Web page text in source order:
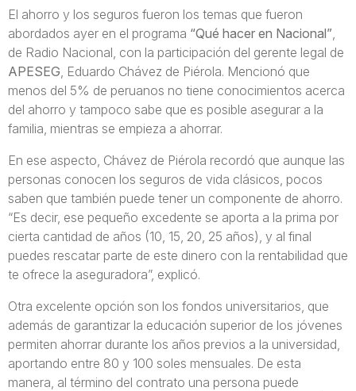
El ahorro y los seguros fueron los temas que fueron
abordados ayer en el programa “Qué hacer en Nacional”,
de Radio Nacional, con la participación del gerente legal de
APESEG, Eduardo Chávez de Piérola. Mencionó que
menos del 5% de peruanos no tiene conocimientos acerca
del ahorro y tampoco sabe que es posible asegurar a la
familia, mientras se empieza a ahorrar.
En ese aspecto, Chávez de Piérola recordó que aunque las
personas conocen los seguros de vida clásicos, pocos
saben que también puede tener un componente de ahorro.
“Es decir, ese pequeño excedente se aporta a la prima por
cierta cantidad de años (10, 15, 20, 25 años), y al final
puedes rescatar parte de este dinero con la rentabilidad que
te ofrece la aseguradora”, explicó.
Otra excelente opción son los fondos universitarios, que
además de garantizar la educación superior de los jóvenes
permiten ahorrar durante los años previos a la universidad,
aportando entre 80 y 100 soles mensuales. De esta
manera, al término del contrato una persona puede